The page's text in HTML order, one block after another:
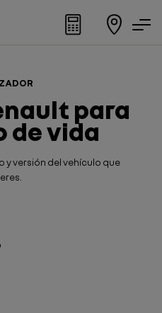
para
de vida
y versión del vehículo que